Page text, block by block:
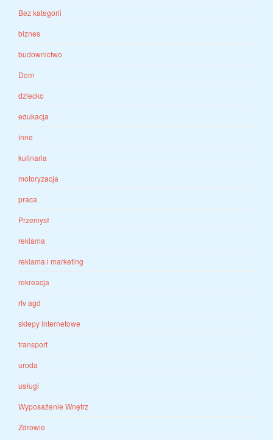
Bez kategorii
biznes
budownictwo
Dom
dziecko
edukacja
inne
kulinaria
motoryzacja
praca
Przemysł
reklama
reklama i marketing
rekreacja
rtv agd
sklepy internetowe
transport
uroda
usługi
Wyposażenie Wnętrz
Zdrowie